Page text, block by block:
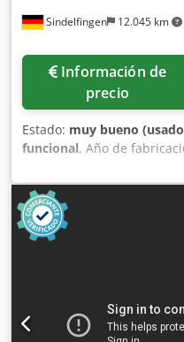
Sindelfingen 12.045 km
Información de
precio
Estado: muy bueno
funcional, Año de
operativo: 15.700 kg *
Roadliner * Acoplador
acondicionado Djdpfoy Rm